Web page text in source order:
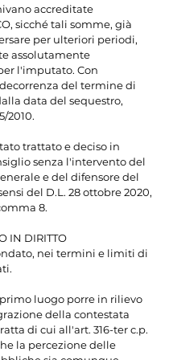
accreditate
sicché tali somme, già
per ulteriori periodi,
assolutamente
l'imputato. Con
del termine di
data del sequestro,
2010.
trattato e deciso in
senza l'intervento del
e del difensore del
del D.L. 28 ottobre 2020,
8.
IN DIRITTO
nei termini e limiti di
primo luogo porre in rilievo
della contestata
di cui all'art. 316-ter c.p.
la percezione delle